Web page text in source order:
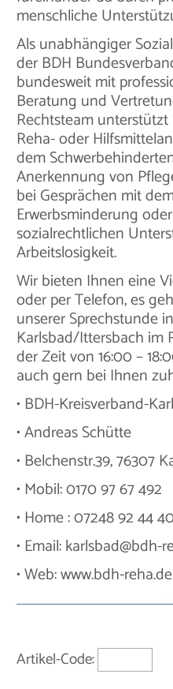
menschliche
Als unabhängiger
der BDH
bundesweit mit
Beratung und
Rechtsteam
Reha- oder
dem
Anerkennung von
bei Gesprächen mit
Erwerbsminderung
sozialrechtlichen
Arbeitslosigkeit.
Wir bieten Ihnen eine
oder per Telefon, es
unserer Sprechstunde
Karlsbad/Ittersbach im
der Zeit von 16:00 –
auch gern bei Ihnen
• BDH-Kreisverband-
• Andreas Schütte
• Belchenstr.39, 76307
• Mobil: 0170 97 67 492
• Home : 07248 92 44
• Email: karlsbad@bdh-
• Web: www.bdh-reha.de
Artikel-Code: